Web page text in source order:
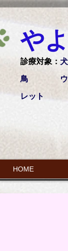
や
診療対象：
鳥 ウサギ
レット
HOME